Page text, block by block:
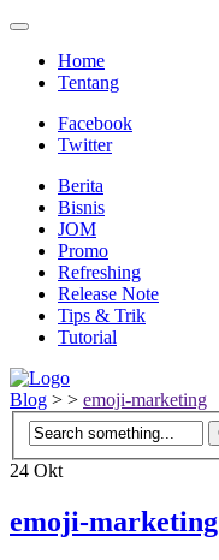
Home
Tentang
Facebook
Twitter
Berita
Bisnis
JOM
Promo
Refreshing
Release Note
Tips & Trik
Tutorial
Blog > > emoji-marketing
24 Okt
emoji-marketing